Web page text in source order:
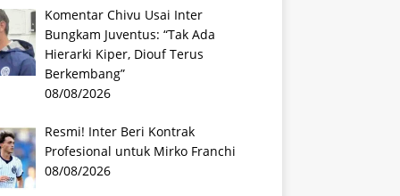
Komentar Chivu Usai Inter
Bungkam Juventus: “Tak Ada
Hierarki Kiper, Diouf Terus
Berkembang”
08/08/2026
Resmi! Inter Beri Kontrak
Profesional untuk Mirko Franchi
08/08/2026